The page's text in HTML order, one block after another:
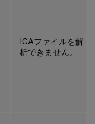
ICAファイルを解
析できません。